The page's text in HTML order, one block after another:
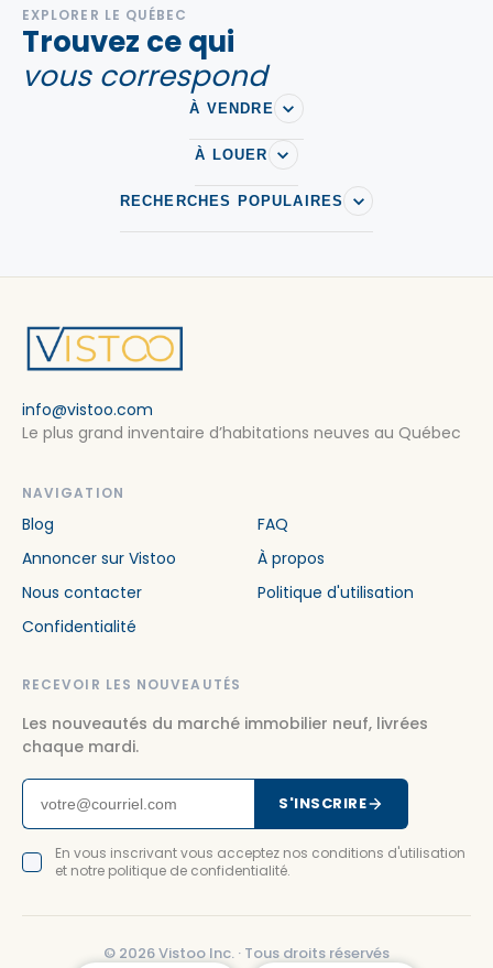
EXPLORER LE QUÉBEC
Trouvez ce qui
vous correspond
À VENDRE
À LOUER
RECHERCHES POPULAIRES
info@vistoo.com
Le plus grand inventaire d’habitations neuves au Québec
NAVIGATION
Blog
FAQ
Annoncer sur Vistoo
À propos
Nous contacter
Politique d'utilisation
Confidentialité
RECEVOIR LES NOUVEAUTÉS
Les nouveautés du marché immobilier neuf, livrées
chaque mardi.
S'INSCRIRE
En vous inscrivant vous acceptez nos conditions d'utilisation
et notre politique de confidentialité.
© 2026Vistoo Inc. · Tous droits réservés